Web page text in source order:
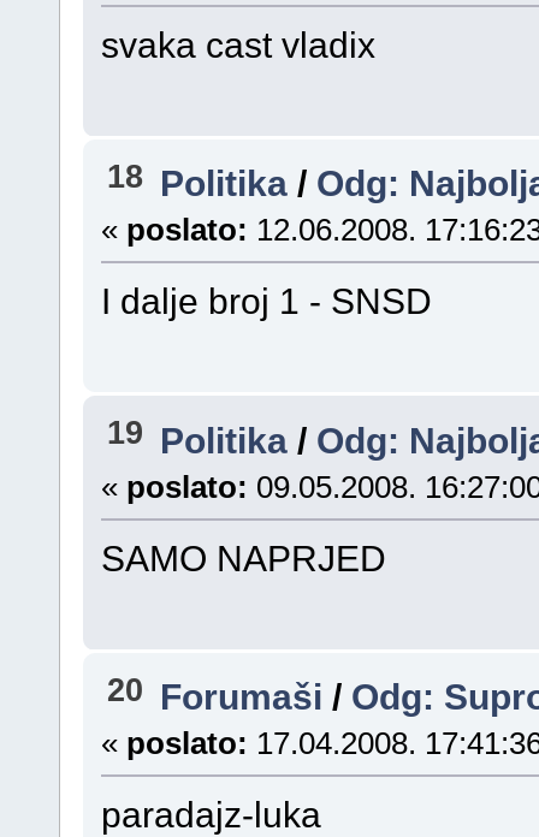
svaka cast vladix
18 Politika / Odg:
« poslato: 12.06.2008.
I dalje broj 1 - SNSD
19 Politika / Odg:
« poslato: 09.05.2008.
SAMO NAPRJED
20 Forumaši / Odg:
« poslato: 17.04.2008.
paradajz-luka